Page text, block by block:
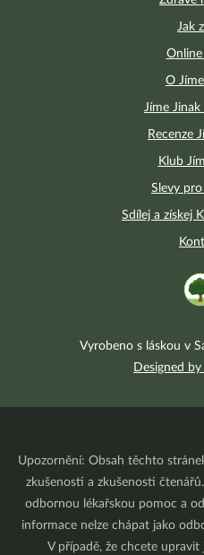
Jak
O
Jíme
Recenze
Klub
Slevy
Sdílej a získej
Vyrobeno s láskou v
Designed
Upozornění: Obsah těchto
zkušenosti a zkušenosti
odbornou lékařskou pomoc a
informace nelze chápat jako
V případě, že chcete